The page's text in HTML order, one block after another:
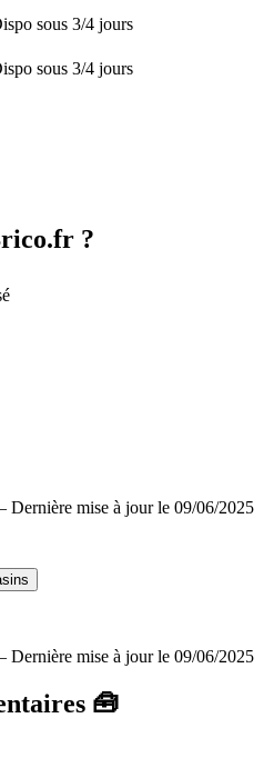
sous 3/4 jours
sous 3/4 jours
?
Dernière mise à jour le 09/06/2025
Dernière mise à jour le 09/06/2025
🧰